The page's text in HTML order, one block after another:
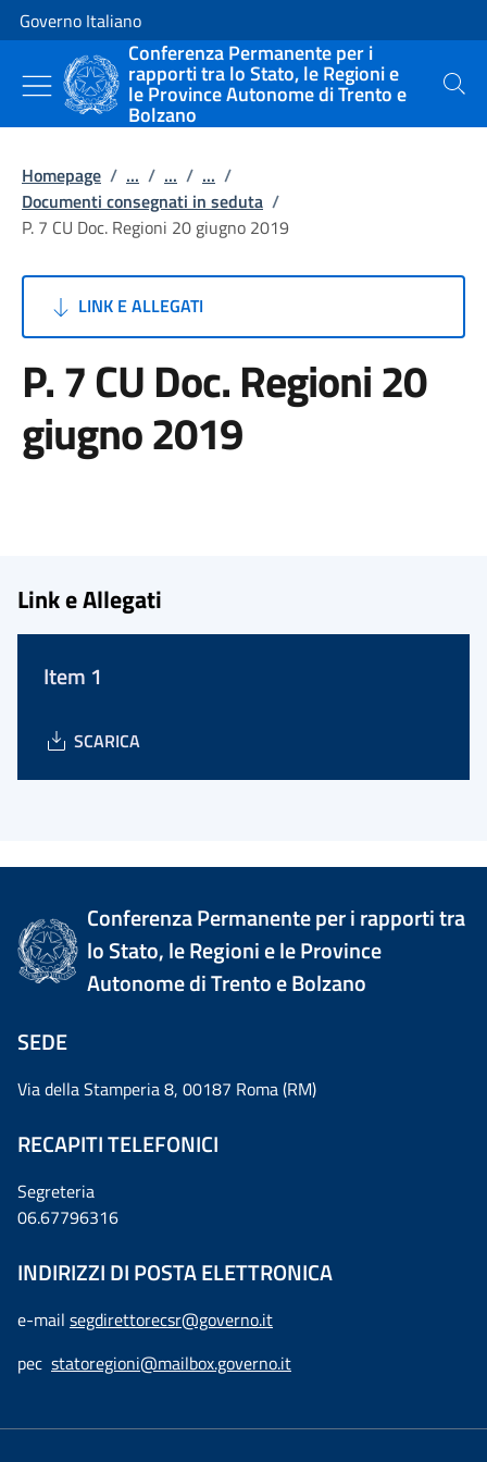
Vai al contenuto
Vai alla navigazione del sito
Governo Italiano
Conferenza Permanente per i
rapporti tra lo Stato, le Regioni e
le Province Autonome di Trento e
Bolzano
Cerca
Homepage / ... / ... / ... /
Documenti consegnati in seduta /
P. 7 CU Doc. Regioni 20 giugno 2019
LINK E ALLEGATI
P. 7 CU Doc. Regioni 20
giugno 2019
Link e Allegati
Item 1
SCARICA
Conferenza Permanente per i rapporti tra
lo Stato, le Regioni e le Province
Autonome di Trento e Bolzano
SEDE
Via della Stamperia 8, 00187 Roma (RM)
RECAPITI TELEFONICI
Segreteria
06.67796316
INDIRIZZI DI POSTA ELETTRONICA
e-mail segdirettorecsr@governo.it
pec statoregioni@mailbox.governo.it